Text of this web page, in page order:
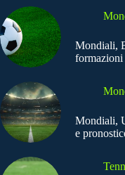
Mondiali,
formazioni
Mondiali,
e